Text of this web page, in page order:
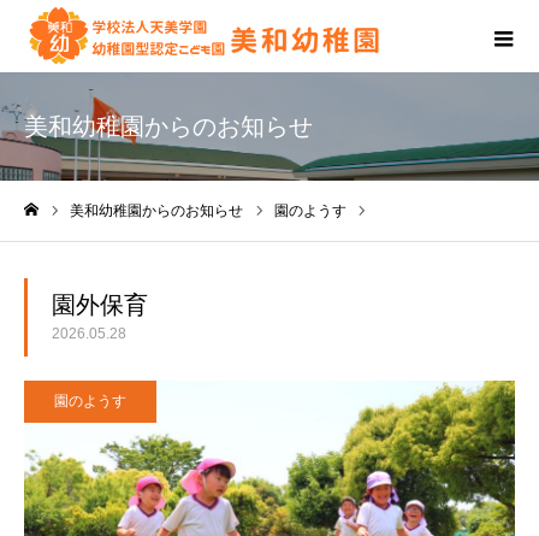
美和幼稚園からのお知らせ
美和幼稚園からのお知らせ 園のようす
園外保育
2026.05.28
園のようす